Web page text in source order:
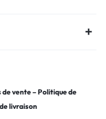
de vente–Politique de
livraison